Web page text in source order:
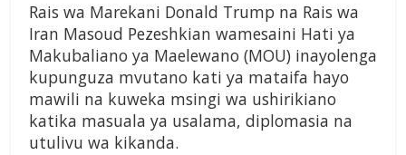
Rais wa Marekani Donald Trump na Rais wa
Iran Masoud Pezeshkian wamesaini Hati ya
Makubaliano ya Maelewano (MOU) inayolenga
kupunguza mvutano kati ya mataifa hayo
mawili na kuweka msingi wa ushirikiano
katika masuala ya usalama, diplomasia na
utulivu wa kikanda.